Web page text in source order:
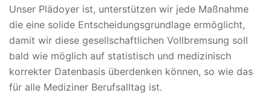
Unser Plädoyer ist, unterstützen wir jede Maßnahme
die eine solide Entscheidungsgrundlage ermöglicht,
damit wir diese gesellschaftlichen Vollbremsung soll
bald wie möglich auf statistisch und medizinisch
korrekter Datenbasis überdenken können, so wie das
für alle Mediziner Berufsalltag ist.